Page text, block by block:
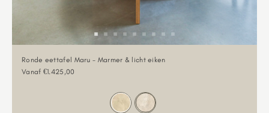
Ronde eettafel Maru - Marmer & licht eiken
Aanbiedingsprijs
Vanaf €1.425,00